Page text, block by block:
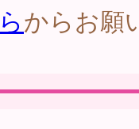
からお願